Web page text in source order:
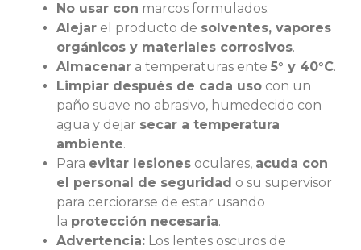
No usar con marcos formulados.
Alejar el producto de solventes, vapores
orgánicos y materiales corrosivos.
Almacenar a temperaturas ente 5° y 40°C.
Limpiar después de cada uso con un
paño suave no abrasivo, humedecido con
agua y dejar secar a temperatura
ambiente.
Para evitar lesiones oculares, acuda con
el personal de seguridad o su supervisor
para cerciorarse de estar usando
la protección necesaria.
Advertencia: Los lentes oscuros de